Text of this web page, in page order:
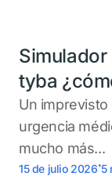
tyba
Un
urgencia
mucho más...
15 de julio 2026.5